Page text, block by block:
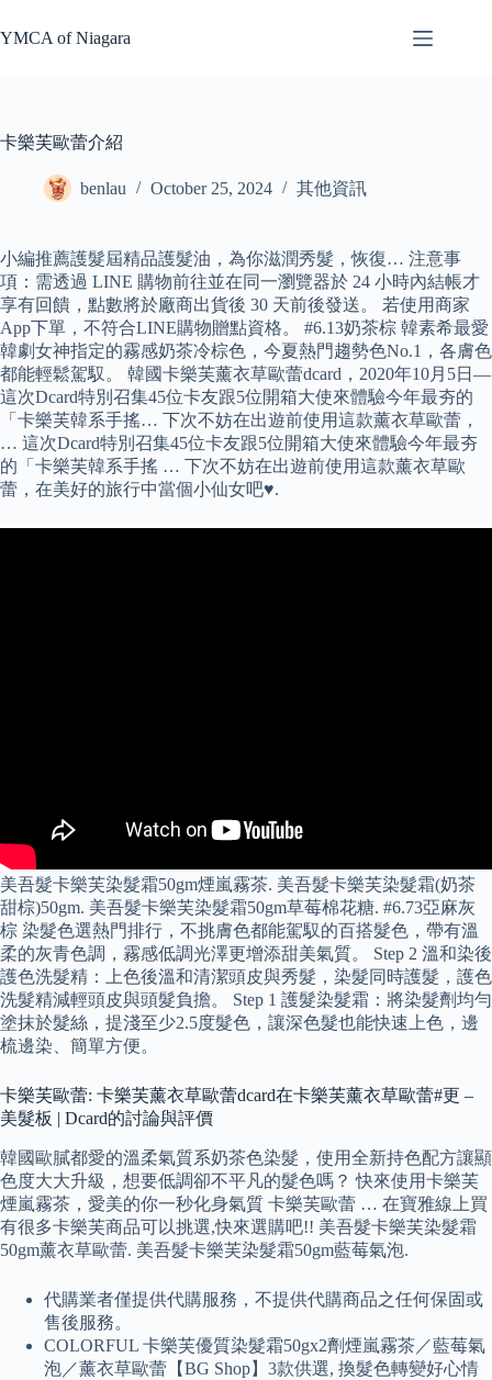
to
content
YMCA of Niagara
卡樂芙歐蕾介紹
benlau October 25, 2024 其他資訊
小編推薦護髮屆精品護髮油，為你滋潤秀髮，恢復… 注意事
項：需透過 LINE 購物前往並在同一瀏覽器於 24 小時內結帳才
享有回饋，點數將於廠商出貨後 30 天前後發送。 若使用商家
App下單，不符合LINE購物贈點資格。 #6.13奶茶棕 韓素希最愛
韓劇女神指定的霧感奶茶冷棕色，今夏熱門趨勢色No.1，各膚色
都能輕鬆駕馭。 韓國卡樂芙薰衣草歐蕾dcard，2020年10月5日—
這次Dcard特別召集45位卡友跟5位開箱大使來體驗今年最夯的
「卡樂芙韓系手搖… 下次不妨在出遊前使用這款薰衣草歐蕾，
… 這次Dcard特別召集45位卡友跟5位開箱大使來體驗今年最夯
的「卡樂芙韓系手搖 … 下次不妨在出遊前使用這款薰衣草歐
蕾，在美好的旅行中當個小仙女吧♥.
美吾髮卡樂芙染髮霜50gm煙嵐霧茶. 美吾髮卡樂芙染髮霜(奶茶
甜棕)50gm. 美吾髮卡樂芙染髮霜50gm草莓棉花糖. #6.73亞麻灰
棕 染髮色選熱門排行，不挑膚色都能駕馭的百搭髮色，帶有溫
柔的灰青色調，霧感低調光澤更增添甜美氣質。 Step 2 溫和染後
護色洗髮精：上色後溫和清潔頭皮與秀髮，染髮同時護髮，護色
洗髮精減輕頭皮與頭髮負擔。 Step 1 護髮染髮霜：將染髮劑均勻
塗抹於髮絲，提淺至少2.5度髮色，讓深色髮也能快速上色，邊
梳邊染、簡單方便。
卡樂芙歐蕾: 卡樂芙薰衣草歐蕾dcard在卡樂芙薰衣草歐蕾#更 –
美髮板 | Dcard的討論與評價
韓國歐膩都愛的溫柔氣質系奶茶色染髮，使用全新持色配方讓顯
色度大大升級，想要低調卻不平凡的髮色嗎？ 快來使用卡樂芙
煙嵐霧茶，愛美的你一秒化身氣質 卡樂芙歐蕾 … 在寶雅線上買
有很多卡樂芙商品可以挑選,快來選購吧!! 美吾髮卡樂芙染髮霜
50gm薰衣草歐蕾. 美吾髮卡樂芙染髮霜50gm藍莓氣泡.
代購業者僅提供代購服務，不提供代購商品之任何保固或
售後服務。
COLORFUL 卡樂芙優質染髮霜50gx2劑煙嵐霧茶／藍莓氣
泡／薰衣草歐蕾【BG Shop】3款供選, 換髮色轉變好心情